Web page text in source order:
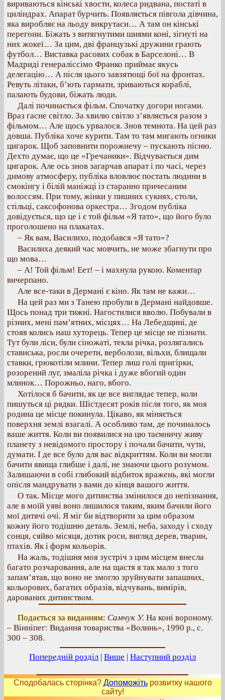
вириваються кінські хвости, колеса ридвана, постаті в
циліндрах. Апарат бурчить. Появляється півгола дівчина,
яка виробляє на льоду викрутаси… А там он кінські
перегони. Біжать з витягнутими шиями коні, зігнуті на
них жокеї… За цим, дві французькі дружини грають
футбол… Виставка расових собак в Барселоні… В
Мадриді генераліссімо Франко приймає якусь
делегацію… А після цього завзятющі бої на фронтах.
Ревуть літаки, б’ють гармати, зриваються кораблі,
палають будови, біжать люди.
Далі починається фільм. Спочатку догори ногами.
Враз гасне світло. За хвилю світло з’являється разом з
фільмом… Але щось урвалося. Знов темнота. На цей раз
довша. Публіка хоче курити. Там то там мигають огники
цигарок. Щоб заповнити порожнечу – пускають пісню.
Дехто думає, що це «Гречаники». Відчувається дим
цигарок. Але ось знов загарчав апарат і по часі, через
димову атмосферу, публіка вловлює постать людини в
смокінгу і білій маніжці із старанно причесаним
волоссям. При тому, жінки у пишних сукнях, столи,
стільці, саксофонова оркестра… Згодом публіка
довідується, що це і є той фільм «Я тато», що його було
проголошено на плакатах.
– Як вам, Василихо, подобався «Я тато»?
Василиха деякий час мовчить, не може збагнути про
що мова…
– А! Той фільм! Еет! – і махнула рукою. Коментар
вичерпано.
Але все-таки в Дермані є кіно. Як там не кажи…
На цей раз ми з Танею пробули в Дермані найдовше.
Щось понад три тижні. Нагостилися вволю. Побували в
різних, мені пам’ятних, місцях… На Лебедщині, де
стояв колись наш хуторець. Тепер це місце не пізнати.
Тут були ліси, були сіножаті, текла річка, розлягались
стависька, росли очерети, верболози, вільхи, блищали
ставки, грюкотіли млини. Тепер лиш голі пригірки,
розорений луг, змаліла річка і дуже вбогий один
млинок… Порожньо, наго, вбого.
Хотілося б бачити, як це все виглядає тепер, коли
пишуться ці рядки. Шістдесят років після того, як моя
родина це місце покинула. Цікаво, як міняється
поверхня землі взагалі. А особливо там, де починалось
ваше життя. Коли ви появилися на цю таємничу живу
планету з невідомого простору і почали бачити, чути,
думати. І де все було для вас відкриттям. Коли ви могли
бачити явища глибше і далі, не знаючи цього розумом.
Залишаючи в собі глибокий відбиток вражень, які могли
опісля мандрувати з вами до кінця вашого життя.
О так. Місце мого дитинства змінилося до непізнання,
але в моїй уяві воно лишилося таким, яким бачили його
мої дитячі очі. Я міг би відтворити за цим образом
кожну його тодішню деталь. Землі, неба, заходу і сходу
сонця, сяйво місяця, дотик роси, вигляд дерев, тварин,
птахів. Як і форм кольорів.
На жаль, тодішня моя зустріч з цим місцем внесла
багато розчаровання, але на щастя я так мало з того
запам’ятав, що воно не змогло зруйнувати запашних,
кольорових, багатих образів, відчувань, вимірів,
дарованих дитинством.
Подається за виданням: Самчук У. На коні вороному.
– Вінніпег: Видання товариства «Волинь», 1990 р., с.
300 – 308.
Попередній розділ | Вище | Наступний розділ
Сподобалась сторінка? Допоможітьрозвитку нашого
сайту!